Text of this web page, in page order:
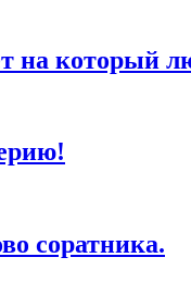
соратника.